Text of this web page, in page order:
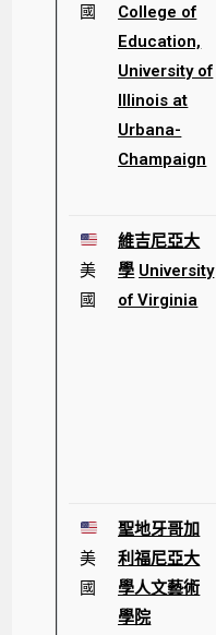
國
College of
Education,
University of
Illinois at
Urbana-
Champaign
美
國
維吉尼亞大
學 University
of Virginia
美
國
聖地牙哥加
利福尼亞大
學人文藝術
學院